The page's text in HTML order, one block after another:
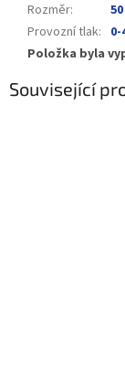
Rozměr:
Provozní tlak:
Položka byla
Související